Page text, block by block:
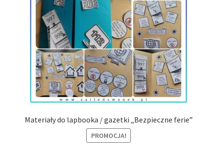
Materiały do lapbooka / gazetki „Bezpieczne ferie”
PROMOCJA!